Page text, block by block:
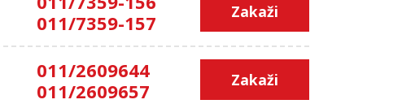
011/7359-157
Zakaži
011/2609644
011/2609657
Zakaži